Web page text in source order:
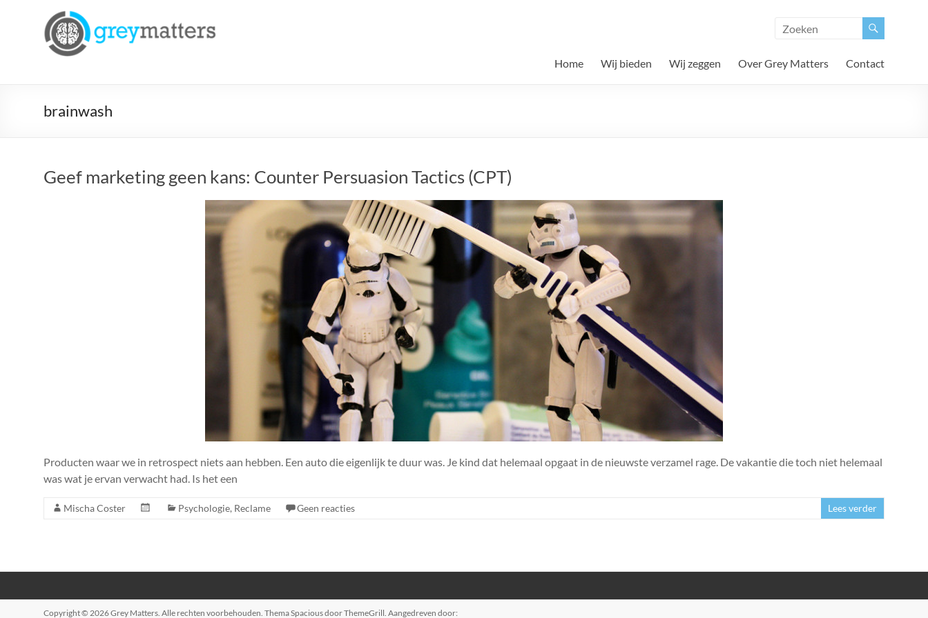
Grey
Matters
Inspiration.
Home Wij bieden Wij zeggen Over Grey Matters Contact
brainwash
Geef marketing geen kans: Counter Persuasion Tactics (CPT)
Producten waar we in retrospect niets aan hebben. Een auto die eigenlijk te duur was. Je kind dat helemaal opgaat in de nieuwste verzamel rage. De vakantie die toch niet helemaal
was wat je ervan verwacht had. Is het een
Mischa Coster Psychologie, Reclame Geen reacties Lees verder
Copyright © 2026Grey Matters. Alle rechten voorbehouden. ThemaSpaciousdoor ThemeGrill. Aangedreven door: